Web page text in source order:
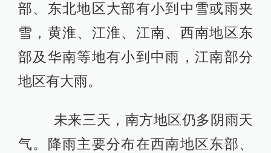
部、东北地区大部有小到中雪或雨夹
雪，黄淮、江淮、江南、西南地区东
部及华南等地有小到中雨，江南部分
地区有大雨。
未来三天，南方地区仍多阴雨天
气。降雨主要分布在西南地区东部、